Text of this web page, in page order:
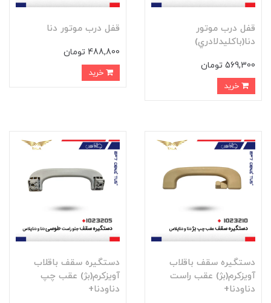
قفل درب موتور
دنا(باکليدلادري)
569,300 تومان
قفل درب موتور دنا
488,800 تومان
دستگيره سقف باقلاب
آويزکرم(بژ) عقب راست
دناودنا+
دستگيره سقف باقلاب
آويزکرم(بژ) عقب چپ
دناودنا+